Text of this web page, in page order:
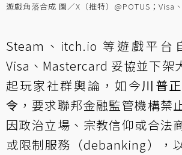
遊戲角落合成 圖／X（推特）@POTUS；Visa
Steam、itch.io 等遊戲平台
Visa、Mastercard 妥協並下架
起玩家社群輿論，如今川普
令 ，要求聯邦金融監管機構禁
因政治立場、宗教信仰或合法
或限制服務（debanking），